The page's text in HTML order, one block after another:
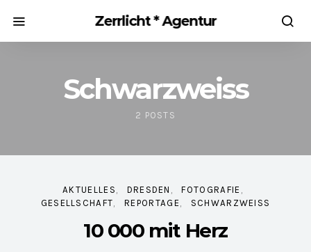
Zerrlicht * Agentur
Schwarzweiss
2 POSTS
AKTUELLES DRESDEN
FOTOGRAFIE
GESELLSCHAFT
REPORTAGE SCHWARZWEISS
10 000 mit Herz